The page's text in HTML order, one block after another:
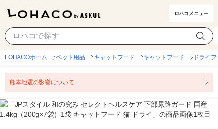
ロハコメニュー
LOHACOホーム ペット用品 キャットフード キャットフード ドライ
熊本地震の影響について